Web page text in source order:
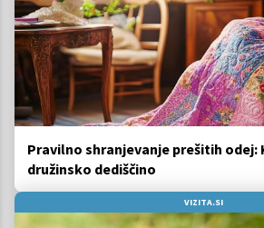
Pravilno shranjevanje prešitih
družinsko dediščino
VIZITA.SI